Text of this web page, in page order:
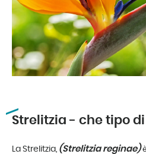
Strelitzia - che tipo
La Strelitzia, (Strelitzia reginae)